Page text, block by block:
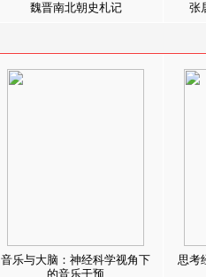
魏晋南北朝史札记 张
音乐与大脑：神经科学视角下
的音乐干预
思考